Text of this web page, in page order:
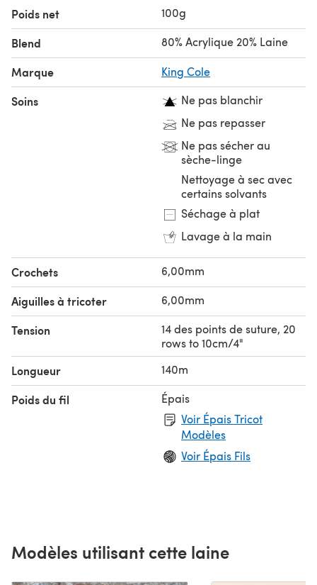
Poids net 100g
Blend 80% Acrylique 20% Laine
Marque King Cole
Soins
Ne pas blanchir
Ne pas repasser
Ne pas sécher au
sèche-linge
Nettoyage à sec avec
certains solvants
Séchage à plat
Lavage à la main
Crochets 6,00mm
Aiguilles à tricoter 6,00mm
Tension
14 des points de suture, 20
rows to 10cm/4"
Longueur 140m
Poids du fil
Épais
Voir Épais Tricot
Modèles
Voir Épais Fils
Modèles utilisant cette laine